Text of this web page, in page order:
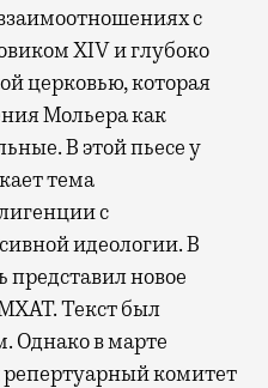
с
XIV и глубоко
церковью, которая
Мольера как
В этой пьесе у
тема
с
идеологии. В
представил новое
Текст был
Однако в марте
комитет